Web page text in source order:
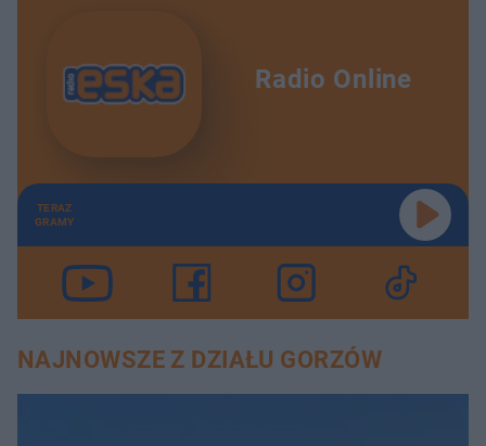
Radio Online
TERAZ
GRAMY
NAJNOWSZE Z DZIAŁU GORZÓW